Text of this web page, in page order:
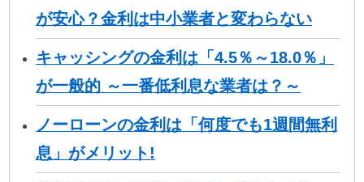
が安心？金利は中小業者と変わらない
キャッシングの金利は「4.5％～18.0％」
が一般的 ～一番低利息な業者は？～
ノーローンの金利は「何度でも1週間無利
息」がメリット!